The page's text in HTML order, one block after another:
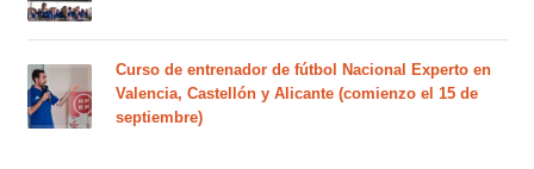
Curso de entrenador de fútbol Nacional Experto en
Valencia, Castellón y Alicante (comienzo el 15 de
septiembre)